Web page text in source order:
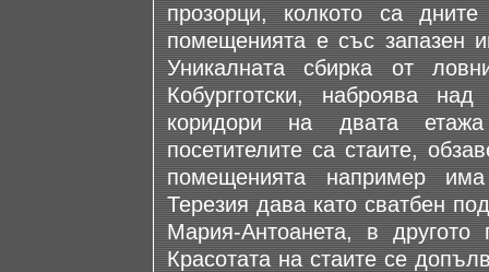
прозорци, колкото са
помещенията е със запазен
Уникалната сбирка от
Кобургготски, наброява
коридори на двата
посетителите са стаите,
помещенията например
Терезия дава като сватбен
Мария-Антоанета, в
Красотата на стаите се